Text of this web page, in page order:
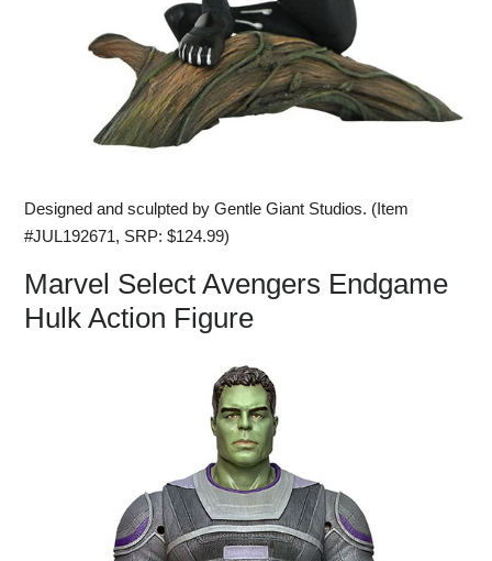
Designed and sculpted by Gentle Giant Studios. (Item
#JUL192671, SRP: $124.99)
Marvel Select Avengers Endgame
Hulk Action Figure